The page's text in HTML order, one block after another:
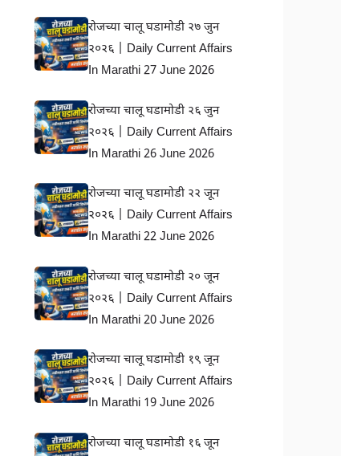
रोजच्या चालू घडामोडी २७ जुन
२०२६ | Daily Current Affairs
In Marathi 27 June 2026
रोजच्या चालू घडामोडी २६ जुन
२०२६ | Daily Current Affairs
In Marathi 26 June 2026
रोजच्या चालू घडामोडी २२ जून
२०२६ | Daily Current Affairs
In Marathi 22 June 2026
रोजच्या चालू घडामोडी २० जून
२०२६ | Daily Current Affairs
In Marathi 20 June 2026
रोजच्या चालू घडामोडी १९ जून
२०२६ | Daily Current Affairs
In Marathi 19 June 2026
रोजच्या चालू घडामोडी १६ जून